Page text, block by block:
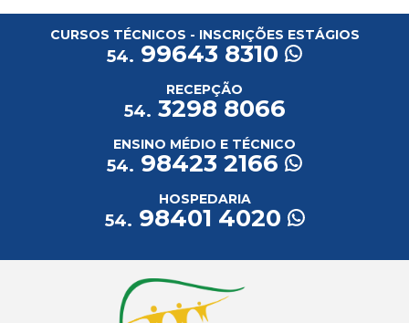
CURSOS TÉCNICOS - INSCRIÇÕES ESTÁGIOS
54. 99643 8310
RECEPÇÃO
54. 3298 8066
ENSINO MÉDIO E TÉCNICO
54. 98423 2166
HOSPEDARIA
54. 98401 4020